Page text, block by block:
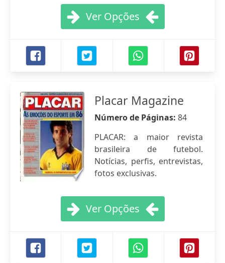
Ver Opções
Placar Magazine
Número de Páginas: 84
PLACAR: a maior revista
brasileira de futebol.
Notícias, perfis, entrevistas,
fotos exclusivas.
Ver Opções